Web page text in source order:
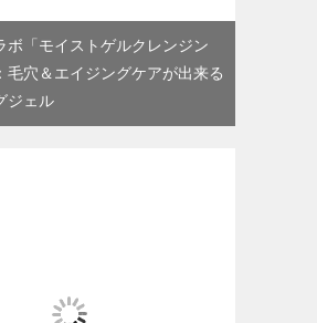
ボ「モイストゲルクレンジン
毛穴＆エイジングケアが出来る
ジェル